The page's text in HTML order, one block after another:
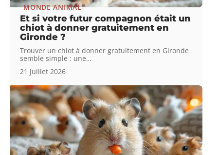
MONDE ANIMAL
Et si votre futur compagnon était un
chiot à donner gratuitement en
Gironde ?
Trouver un chiot à donner gratuitement en Gironde
semble simple : une…
21 juillet 2026